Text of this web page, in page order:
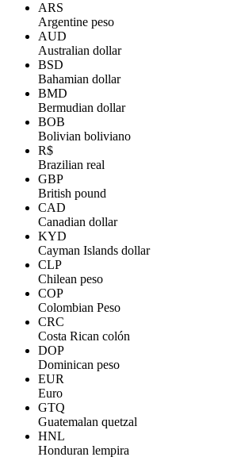
ARS
Argentine peso
AUD
Australian dollar
BSD
Bahamian dollar
BMD
Bermudian dollar
BOB
Bolivian boliviano
R$
Brazilian real
GBP
British pound
CAD
Canadian dollar
KYD
Cayman Islands dollar
CLP
Chilean peso
COP
Colombian Peso
CRC
Costa Rican colón
DOP
Dominican peso
EUR
Euro
GTQ
Guatemalan quetzal
HNL
Honduran lempira